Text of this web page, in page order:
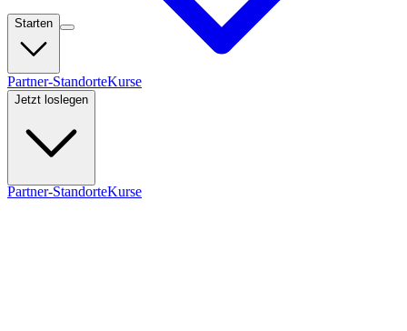
Starten
Partner-StandorteKurse
Jetzt loslegen
Partner-StandorteKurse